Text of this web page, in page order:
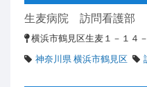
生麦病院 訪問看護部
横浜市鶴見区生麦１－１４
神奈川県 横浜市鶴見区